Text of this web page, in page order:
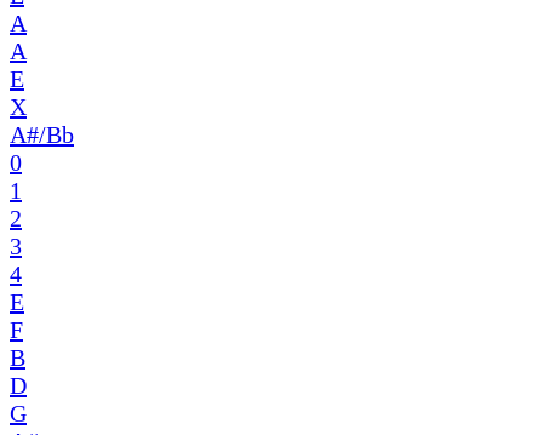
A
A
E
X
A#/Bb
0
1
2
3
4
E
F
B
D
G